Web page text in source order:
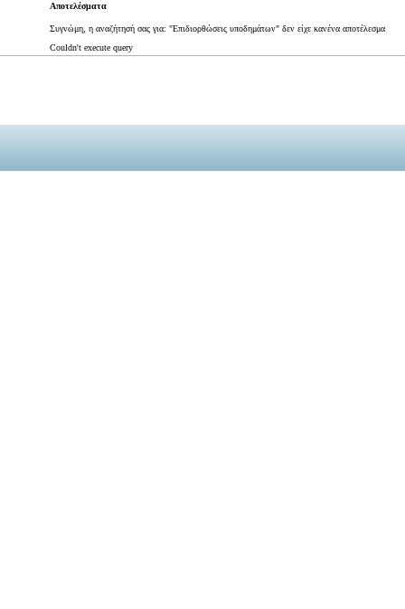
Αποτελέσματα
Συγνώμη, η αναζήτησή σας για: "Επιδιορθώσεις υποδημάτων" δεν είχε κανένα αποτέλεσμα
Couldn't execute query